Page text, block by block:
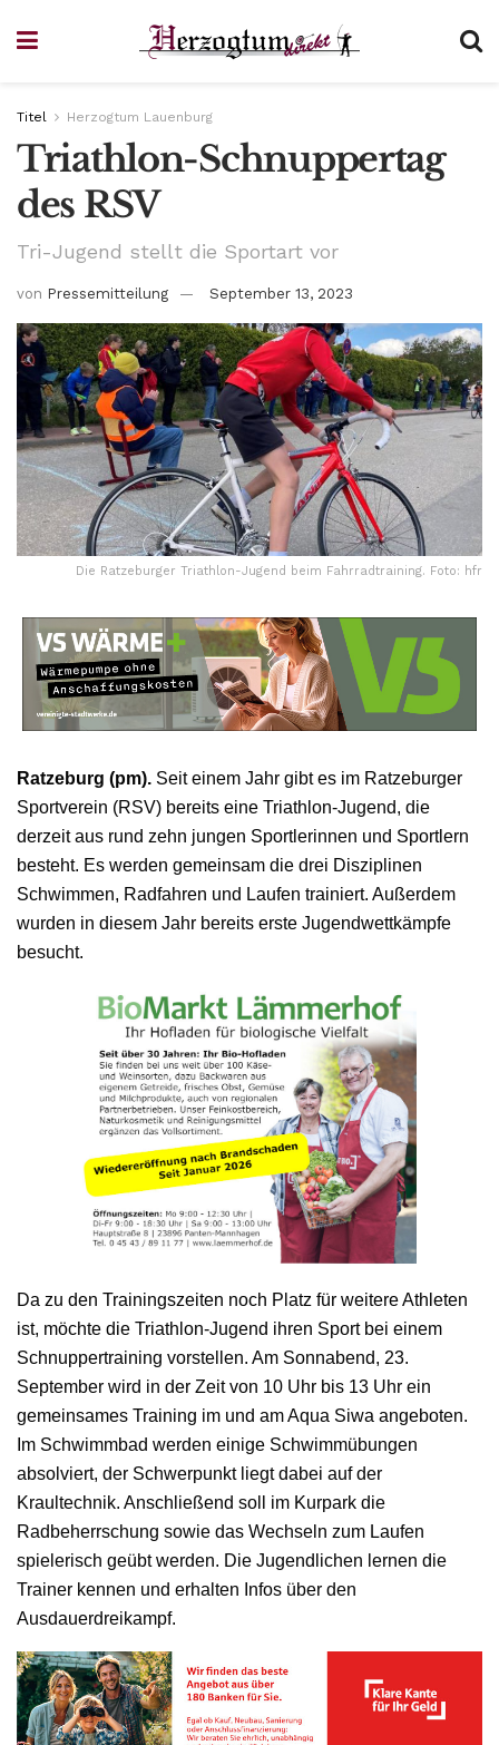
Titel Herzogtum Lauenburg
Triathlon-Schnuppertag
des RSV
Tri-Jugend stellt die Sportart vor
von Pressemitteilung September 13, 2023
Die Ratzeburger Triathlon-Jugend beim Fahrradtraining. Foto: hfr
Ratzeburg (pm). Seit einem Jahr gibt es im Ratzeburger
Sportverein (RSV) bereits eine Triathlon-Jugend, die
derzeit aus rund zehn jungen Sportlerinnen und Sportlern
besteht. Es werden gemeinsam die drei Disziplinen
Schwimmen, Radfahren und Laufen trainiert. Außerdem
wurden in diesem Jahr bereits erste Jugendwettkämpfe
besucht.
Da zu den Trainingszeiten noch Platz für weitere Athleten
ist, möchte die Triathlon-Jugend ihren Sport bei einem
Schnuppertraining vorstellen. Am Sonnabend, 23.
September wird in der Zeit von 10 Uhr bis 13 Uhr ein
gemeinsames Training im und am Aqua Siwa angeboten.
Im Schwimmbad werden einige Schwimmübungen
absolviert, der Schwerpunkt liegt dabei auf der
Kraultechnik. Anschließend soll im Kurpark die
Radbeherrschung sowie das Wechseln zum Laufen
spielerisch geübt werden. Die Jugendlichen lernen die
Trainer kennen und erhalten Infos über den
Ausdauerdreikampf.